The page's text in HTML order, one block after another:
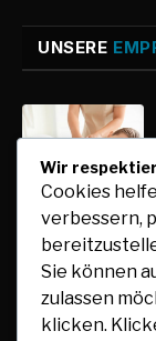
UNSERE
Wir
Cookies
verbessern,
Sie können
zulassen
klicken.